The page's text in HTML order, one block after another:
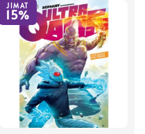
JIMAT
15%